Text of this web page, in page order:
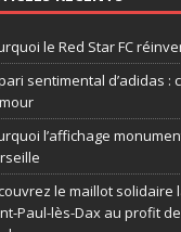
le Red Star FC
sentimental d’adidas :
l’affichage
le maillot solidaire
Paul-lès-Dax au profit